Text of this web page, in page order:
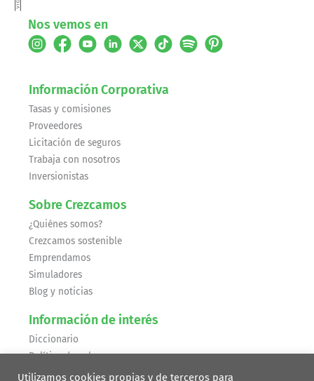
Nos vemos en
Información Corporativa
Tasas y comisiones
Proveedores
Licitación de seguros
Trabaja con nosotros
Inversionistas
Sobre Crezcamos
¿Quiénes somos?
Crezcamos sostenible
Emprendamos
Simuladores
Blog y noticias
Información de interés
Diccionario
Política de cobranza
Recomendaciones de seguridad
Utilizamos cookies propias y de terceros para